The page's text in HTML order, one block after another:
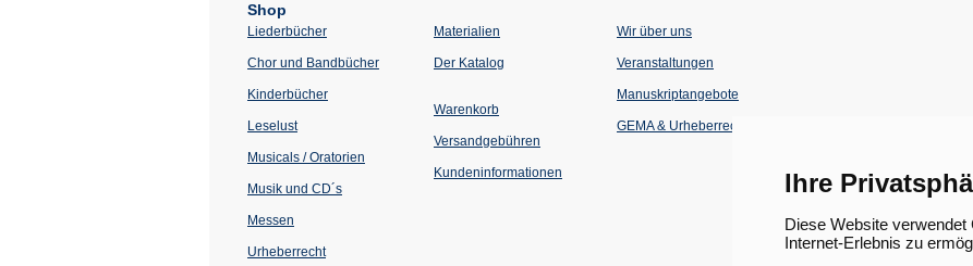
Ihre
Diese Website verwendet
Internet-Erlebnis zu
Shop
Liederbücher
Chor und Bandbücher
Kinderbücher
Leselust
Musicals / Oratorien
Musik und CD´s
Messen
Urheberrecht
Materialien
Der Katalog
Warenkorb
Versandgebühren
Kundeninformationen
Wir über uns
Veranstaltungen
einem
Tab)
Manuskriptangebote
GEMA & Urheberrecht